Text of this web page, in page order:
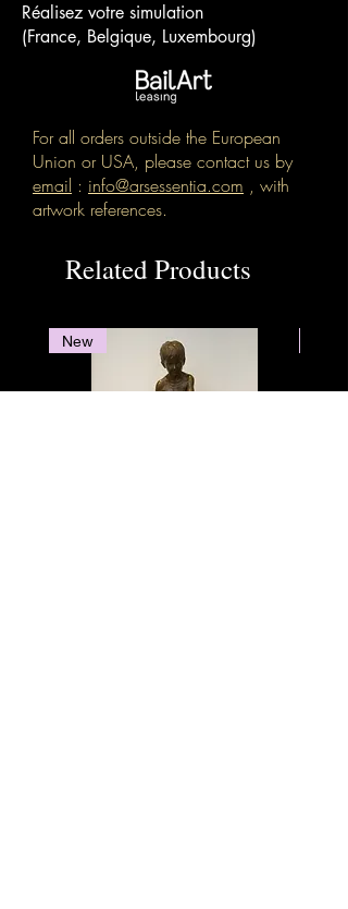
Réalisez votre simulation
(France, Belgique, Luxembourg)
For all orders outside the European
Union or USA, please contact us by
email : info@arsessentia.com , with
artwork references.
Related Products
New